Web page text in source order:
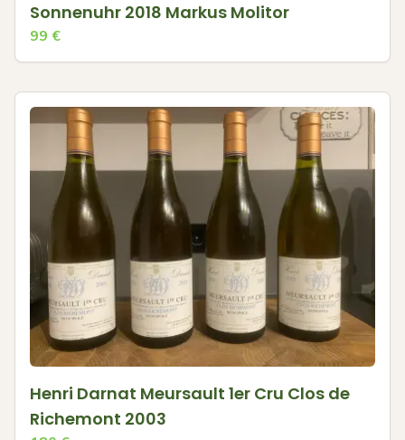
Sonnenuhr 2018 Markus Molitor
99 €
Henri Darnat Meursault 1er Cru Clos de
Richemont 2003